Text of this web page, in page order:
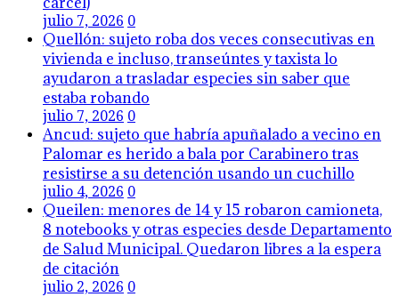
julio 7, 2026 0
Quellón: sujeto roba dos veces consecutivas en
vivienda e incluso, transeúntes y taxista lo
ayudaron a trasladar especies sin saber que
estaba robando
julio 7, 2026 0
Ancud: sujeto que habría apuñalado a vecino en
Palomar es herido a bala por Carabinero tras
resistirse a su detención usando un cuchillo
julio 4, 2026 0
Queilen: menores de 14 y 15 robaron camioneta,
8 notebooks y otras especies desde Departamento
de Salud Municipal. Quedaron libres a la espera
de citación
julio 2, 2026 0